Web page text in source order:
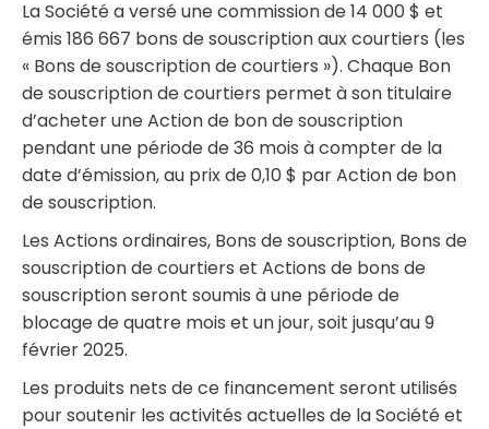
La Société a versé une commission de 14 000 $ et
émis 186 667 bons de souscription aux courtiers (les
« Bons de souscription de courtiers »). Chaque Bon
de souscription de courtiers permet à son titulaire
d’acheter une Action de bon de souscription
pendant une période de 36 mois à compter de la
date d’émission, au prix de 0,10 $ par Action de bon
de souscription.
Les Actions ordinaires, Bons de souscription, Bons de
souscription de courtiers et Actions de bons de
souscription seront soumis à une période de
blocage de quatre mois et un jour, soit jusqu’au 9
février 2025.
Les produits nets de ce financement seront utilisés
pour soutenir les activités actuelles de la Société et